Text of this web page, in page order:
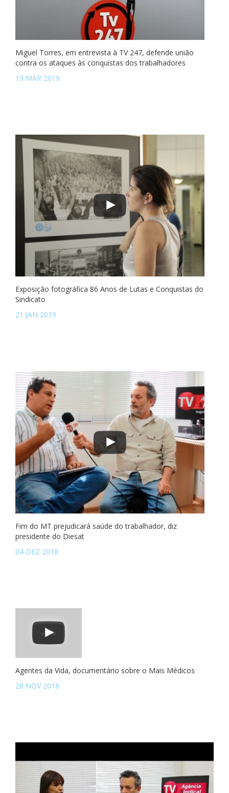
Miguel Torres, em entrevista à TV 247, defende união
contra os ataques às conquistas dos trabalhadores
19 MAR 2019
Exposição fotográfica 86 Anos de Lutas e Conquistas do
Sindicato
21 JAN 2019
Fim do MT prejudicará saúde do trabalhador, diz
presidente do Diesat
04 DEZ 2018
Agentes da Vida, documentário sobre o Mais Médicos
28 NOV 2018